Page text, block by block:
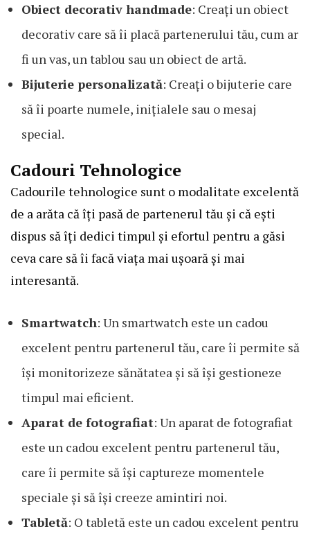
Obiect decorativ handmade: Creați un obiect
decorativ care să îi placă partenerului tău, cum ar
fi un vas, un tablou sau un obiect de artă.
Bijuterie personalizată: Creați o bijuterie care
să îi poarte numele, inițialele sau o mesaj
special.
Cadouri Tehnologice
Cadourile tehnologice sunt o modalitate excelentă
de a arăta că îți pasă de partenerul tău și că ești
dispus să îți dedici timpul și efortul pentru a găsi
ceva care să îi facă viața mai ușoară și mai
interesantă.
Smartwatch: Un smartwatch este un cadou
excelent pentru partenerul tău, care îi permite să
își monitorizeze sănătatea și să își gestioneze
timpul mai eficient.
Aparat de fotografiat: Un aparat de fotografiat
este un cadou excelent pentru partenerul tău,
care îi permite să își captureze momentele
speciale și să își creeze amintiri noi.
Tabletă: O tabletă este un cadou excelent pentru